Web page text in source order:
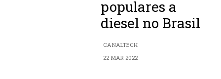
populares a
diesel no Brasil
CANALTECH
22 MAR 2022